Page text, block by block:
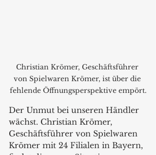
Christian Krömer, Geschäftsführer
von Spielwaren Krömer, ist über die
fehlende Öffnungsperspektive empört.
Der Unmut bei unseren Händler
wächst. Christian Krömer,
Geschäftsführer von Spielwaren
Krömer mit 24 Filialen in Bayern,